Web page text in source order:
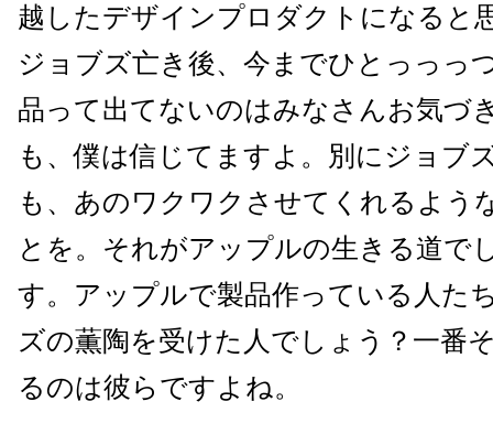
越したデザインプロダクトになると
ジョブズ亡き後、今までひとっっっ
品って出てないのはみなさんお気づ
も、僕は信じてますよ。別にジョブ
も、あのワクワクさせてくれるよう
とを。それがアップルの生きる道で
す。アップルで製品作っている人た
ズの薫陶を受けた人でしょう？一番
るのは彼らですよね。